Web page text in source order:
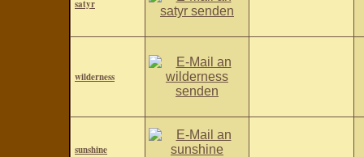
satyr
wilderness
sunshine